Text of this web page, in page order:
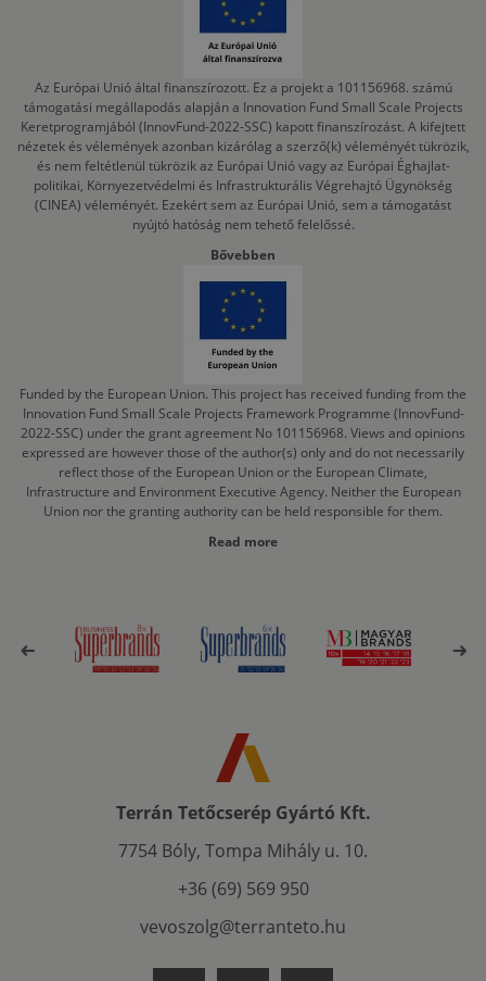
Az Európai Unió által finanszírozott. Ez a projekt a 101156968. számú
támogatási megállapodás alapján a Innovation Fund Small Scale Projects
Keretprogramjából (InnovFund-2022-SSC) kapott finanszírozást. A kifejtett
nézetek és vélemények azonban kizárólag a szerző(k) véleményét tükrözik,
és nem feltétlenül tükrözik az Európai Unió vagy az Európai Éghajlat-
politikai, Környezetvédelmi és Infrastrukturális Végrehajtó Ügynökség
(CINEA) véleményét. Ezekért sem az Európai Unió, sem a támogatást
nyújtó hatóság nem tehető felelőssé.
Bővebben
Funded by the European Union. This project has received funding from the
Innovation Fund Small Scale Projects Framework Programme (InnovFund-
2022-SSC) under the grant agreement No 101156968. Views and opinions
expressed are however those of the author(s) only and do not necessarily
reflect those of the European Union or the European Climate,
Infrastructure and Environment Executive Agency. Neither the European
Union nor the granting authority can be held responsible for them.
Read more
Terrán Tetőcserép Gyártó Kft.
7754 Bóly, Tompa Mihály u. 10.
+36 (69) 569 950
vevoszolg@terranteto.hu